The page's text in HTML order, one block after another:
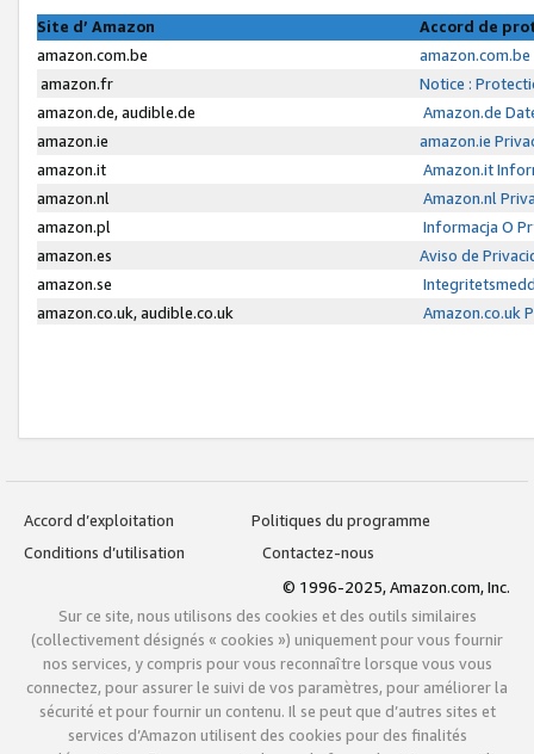
Site d’ Amazon
Accord de
amazon.com.be
amazon.fr
Notice :
amazon.de, audible.de
Amazon.de
amazon.ie
amazon.ie
amazon.it
Amazon.it
amazon.nl
Amazon.nl
amazon.pl
Informacja O
amazon.es
Aviso de
amazon.se
amazon.co.uk, audible.co.uk
Amazon.co.uk
Accord d’exploitation
Politiques du programme
Conditions d’utilisation
Contactez-nous
© 1996-2025, Amazon.com, Inc.
Sur ce site, nous utilisons des cookies et des outils similaires
(collectivement désignés « cookies ») uniquement pour vous fournir
nos services, y compris pour vous reconnaître lorsque vous vous
connectez, pour assurer le suivi de vos paramètres, pour améliorer la
sécurité et pour fournir un contenu. Il se peut que d’autres sites et
services d’Amazon utilisent des cookies pour des finalités